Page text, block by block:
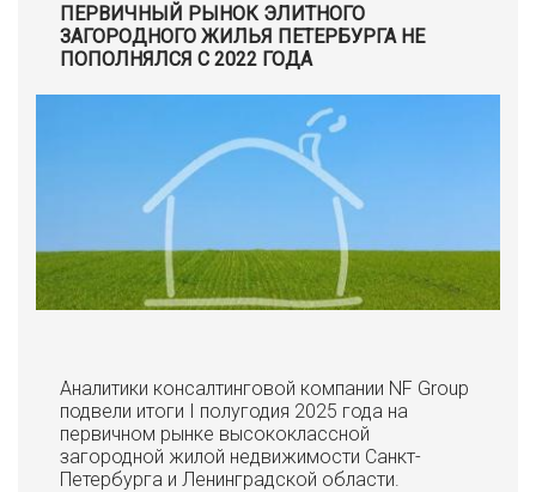
ПЕРВИЧНЫЙ РЫНОК ЭЛИТНОГО
ЗАГОРОДНОГО ЖИЛЬЯ ПЕТЕРБУРГА НЕ
ПОПОЛНЯЛСЯ С 2022 ГОДА
Аналитики консалтинговой компании NF Group
подвели итоги I полугодия 2025 года на
первичном рынке высококлассной
загородной жилой недвижимости Санкт-
Петербурга и Ленинградской области.